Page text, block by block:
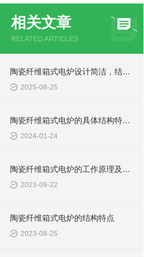
相关文章
RELATED ARTICLES
陶瓷纤维箱式电炉设计简洁，结构紧凑
2025-08-25
陶瓷纤维箱式电炉的具体结构特点分析
2024-01-24
陶瓷纤维箱式电炉的工作原理及结构特点
2023-09-22
陶瓷纤维箱式电炉的结构特点
2023-08-25